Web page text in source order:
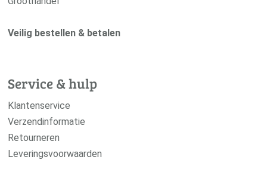
Veilig bestellen & betalen
Service & hulp
Klantenservice
Verzendinformatie
Retourneren
Leveringsvoorwaarden